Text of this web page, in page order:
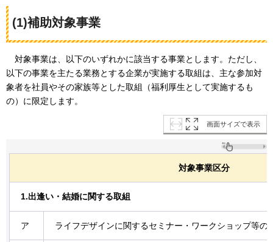
(1)補助対象事業
対象事業は 、以下のいずれかに該当する事業とします。ただし、
以下の事業を主たる業務とする企業が実施する取組は、主な参加対
象者を社員やその家族等とした取組（福利厚生として実施するも
の）に限定します。
画面サイズで表示
対象事業区分
1.出逢い・結婚に関する取組
ア ライフデザインに関するセミナー・ワークショップ等の